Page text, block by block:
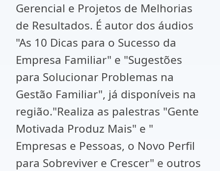
Gerencial e Projetos de Melhorias
de Resultados. É autor dos áudios
"As 10 Dicas para o Sucesso da
Empresa Familiar" e "Sugestões
para Solucionar Problemas na
Gestão Familiar", já disponíveis na
região."Realiza as palestras "Gente
Motivada Produz Mais" e "
Empresas e Pessoas, o Novo Perfil
para Sobreviver e Crescer" e outros